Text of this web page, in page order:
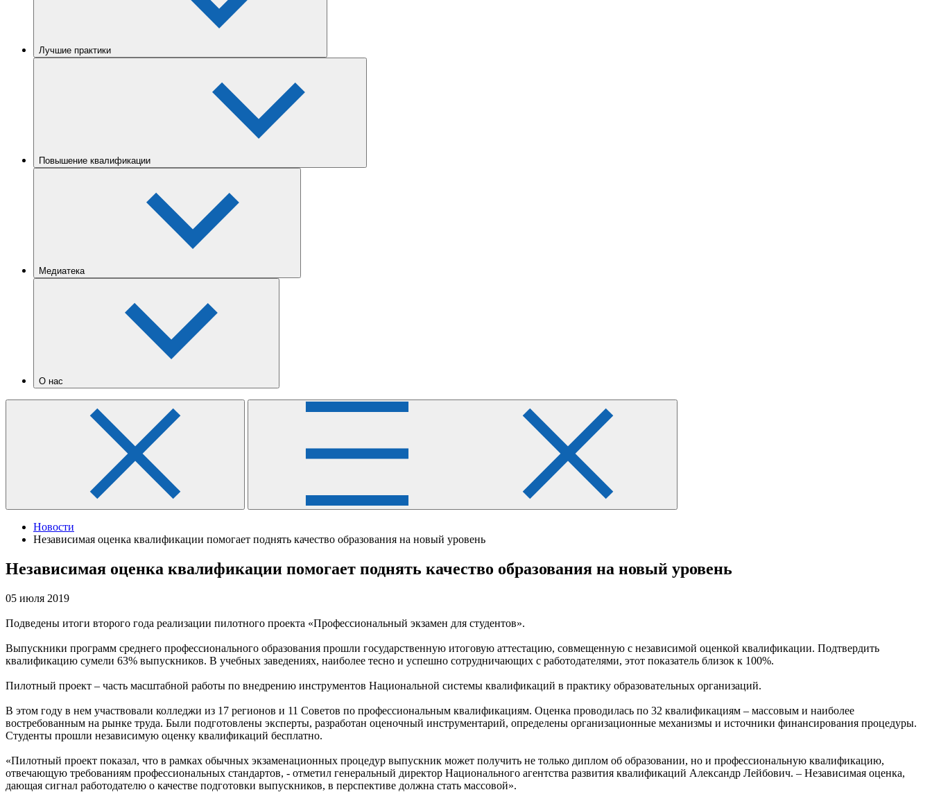
Лучшие практики
Повышение квалификации
Медиатека
О нас
Новости
Независимая оценка квалификации помогает поднять качество образования на новый уровень
Независимая оценка квалификации помогает поднять качество образования на новый уровень
05 июля 2019
Подведены итоги второго года реализации пилотного проекта «Профессиональный экзамен для студентов».
Выпускники программ среднего профессионального образования прошли государственную итоговую аттестацию, совмещенную с независимой оценкой квалификации. Подтвердить
квалификацию сумели 63% выпускников. В учебных заведениях, наиболее тесно и успешно сотрудничающих с работодателями, этот показатель близок к 100%.
Пилотный проект – часть масштабной работы по внедрению инструментов Национальной системы квалификаций в практику образовательных организаций.
В этом году в нем участвовали колледжи из 17 регионов и 11 Советов по профессиональным квалификациям. Оценка проводилась по 32 квалификациям – массовым и наиболее
востребованным на рынке труда. Были подготовлены эксперты, разработан оценочный инструментарий, определены организационные механизмы и источники финансирования процедуры.
Студенты прошли независимую оценку квалификаций бесплатно.
«Пилотный проект показал, что в рамках обычных экзаменационных процедур выпускник может получить не только диплом об образовании, но и профессиональную квалификацию,
отвечающую требованиям профессиональных стандартов, - отметил генеральный директор Национального агентства развития квалификаций Александр Лейбович. – Независимая оценка,
дающая сигнал работодателю о качестве подготовки выпускников, в перспективе должна стать массовой».